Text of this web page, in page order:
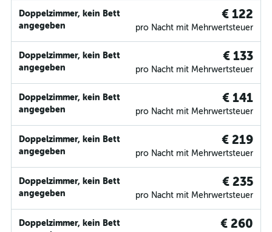
Doppelzimmer, kein Bett
angegeben
€ 122
pro Nacht mit Mehrwertsteuer
Doppelzimmer, kein Bett
angegeben
€ 133
pro Nacht mit Mehrwertsteuer
Doppelzimmer, kein Bett
angegeben
€ 141
pro Nacht mit Mehrwertsteuer
Doppelzimmer, kein Bett
angegeben
€ 219
pro Nacht mit Mehrwertsteuer
Doppelzimmer, kein Bett
angegeben
€ 235
pro Nacht mit Mehrwertsteuer
Doppelzimmer, kein Bett
€ 260